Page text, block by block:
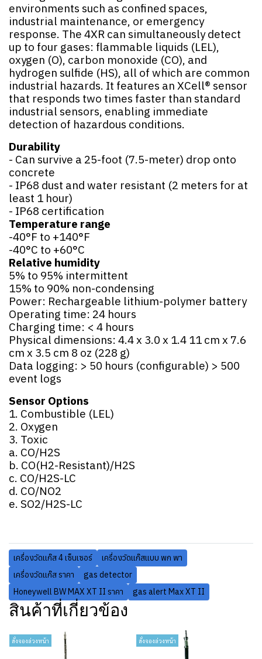
environments such as confined spaces,
industrial maintenance, or emergency
response. The 4XR can simultaneously detect
up to four gases: flammable liquids (LEL),
oxygen (O), carbon monoxide (CO), and
hydrogen sulfide (HS), all of which are common
industrial hazards. It features an XCell® sensor
that responds two times faster than standard
industrial sensors, enabling immediate
detection of hazardous conditions.
Durability
- Can survive a 25-foot (7.5-meter) drop onto
concrete
- IP68 dust and water resistant (2 meters for at
least 1 hour)
- IP68 certification
Temperature range
-40°F to +140°F
-40°C to +60°C
Relative humidity
5% to 95% intermittent
15% to 90% non-condensing
Power: Rechargeable lithium-polymer battery
Operating time: 24 hours
Charging time: < 4 hours
Physical dimensions: 4.4 x 3.0 x 1.4 11 cm x 7.6
cm x 3.5 cm 8 oz (228 g)
Data logging: > 50 hours (configurable) > 500
event logs
Sensor Options
1. Combustible (LEL)
2. Oxygen
3. Toxic
a. CO/H2S
b. CO(H2-Resistant)/H2S
c. CO/H2S-LC
d. CO/NO2
e. SO2/H2S-LC
เครื่องวัดแก๊ส 4 เซ็นเซอร์
เครื่องวัดแก๊สแบบ พก พา
เครื่องวัดแก๊ส ราคา
gas detector
Honeywell BW MAX XT II ราคา
gas alert Max XT II
สินค้าที่เกี่ยวข้อง
สั่งจองล่วงหน้า สั่งจองล่วงหน้า